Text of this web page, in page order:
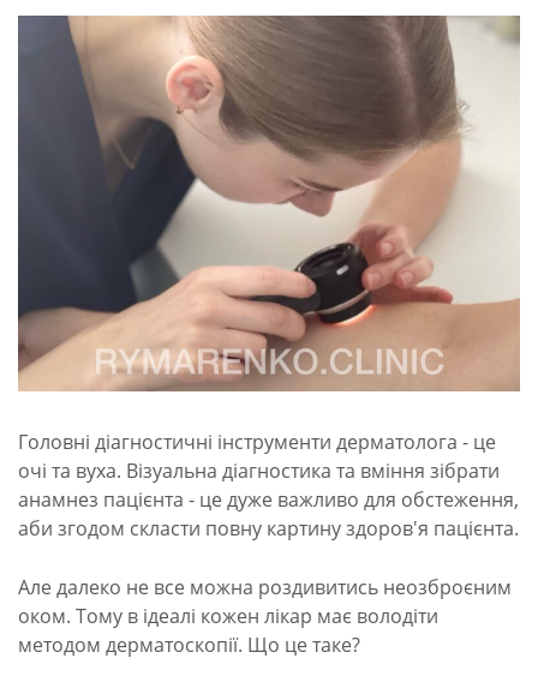
Головні діагностичні інструменти дерматолога - це
очі та вуха. Візуальна діагностика та вміння зібрати
анамнез пацієнта - це дуже важливо для обстеження,
аби згодом скласти повну картину здоров'я пацієнта.
Але далеко не все можна роздивитись неозброєним
оком. Тому в ідеалі кожен лікар має володіти
методом дерматоскопії. Що це таке?